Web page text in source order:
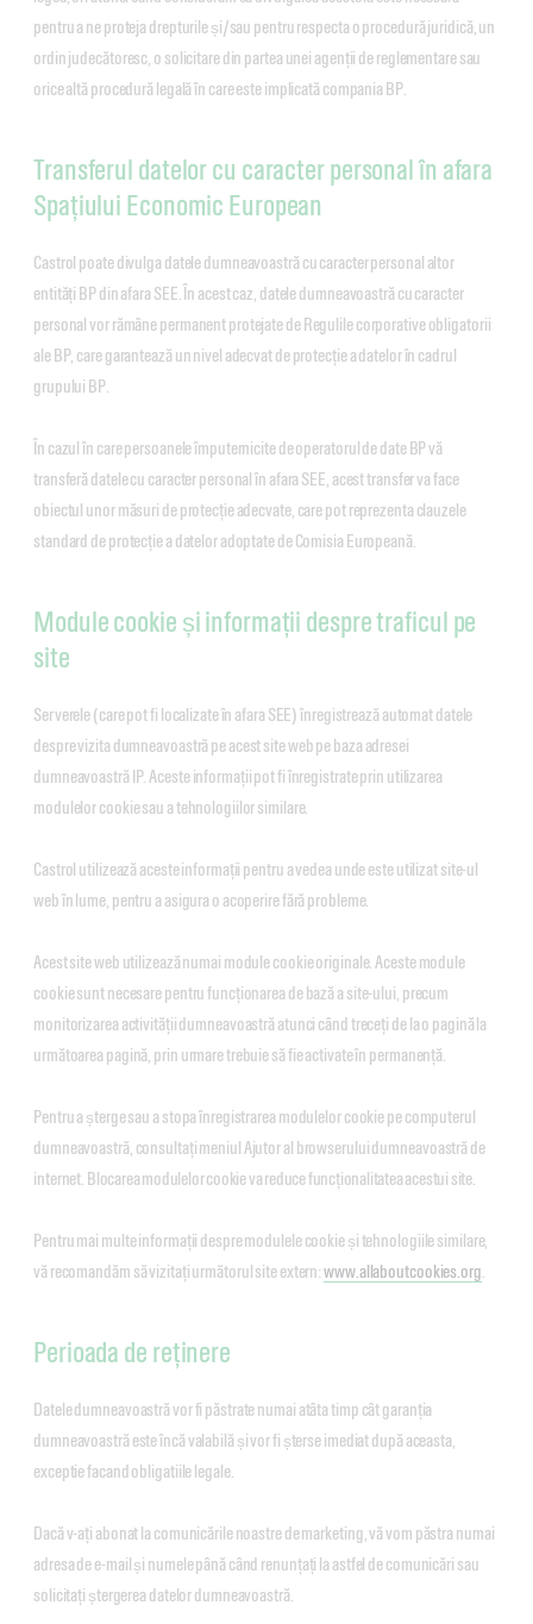
pentru a ne proteja drepturile și/sau pentru respecta o procedură juridică, un
ordin judecătoresc, o solicitare din partea unei agenții de reglementare sau
orice altă procedură legală în care este implicată compania BP.
Transferul datelor cu caracter personal în afara
Spațiului Economic European
Castrol poate divulga datele dumneavoastră cu caracter personal altor
entități BP din afara SEE. În acest caz, datele dumneavoastră cu caracter
personal vor rămâne permanent protejate de Regulile corporative obligatorii
ale BP, care garantează un nivel adecvat de protecție a datelor în cadrul
grupului BP.
În cazul în care persoanele împuternicite de operatorul de date BP vă
transferă datele cu caracter personal în afara SEE, acest transfer va face
obiectul unor măsuri de protecție adecvate, care pot reprezenta clauzele
standard de protecție a datelor adoptate de Comisia Europeană.
Module cookie și informații despre traficul pe
site
Serverele (care pot fi localizate în afara SEE) înregistrează automat datele
despre vizita dumneavoastră pe acest site web pe baza adresei
dumneavoastră IP. Aceste informații pot fi înregistrate prin utilizarea
modulelor cookie sau a tehnologiilor similare.
Castrol utilizează aceste informații pentru a vedea unde este utilizat site-ul
web în lume, pentru a asigura o acoperire fără probleme.
Acest site web utilizează numai module cookie originale. Aceste module
cookie sunt necesare pentru funcționarea de bază a site-ului, precum
monitorizarea activității dumneavoastră atunci când treceți de la o pagină la
următoarea pagină, prin urmare trebuie să fie activate în permanență.
Pentru a șterge sau a stopa înregistrarea modulelor cookie pe computerul
dumneavoastră, consultați meniul Ajutor al browserului dumneavoastră de
internet. Blocarea modulelor cookie va reduce funcționalitatea acestui site.
Pentru mai multe informații despre modulele cookie și tehnologiile similare,
vă recomandăm să vizitați următorul site extern:www.allaboutcookies.org
Perioada de reținere
Datele dumneavoastră vor fi păstrate numai atâta timp cât garanția
dumneavoastră este încă valabilă și vor fi șterse imediat după aceasta,
exceptie facand obligatiile legale.
Dacă v-ați abonat la comunicările noastre de marketing, vă vom păstra numai
adresa de e-mail și numele până când renunțați la astfel de comunicări sau
solicitați ștergerea datelor dumneavoastră.